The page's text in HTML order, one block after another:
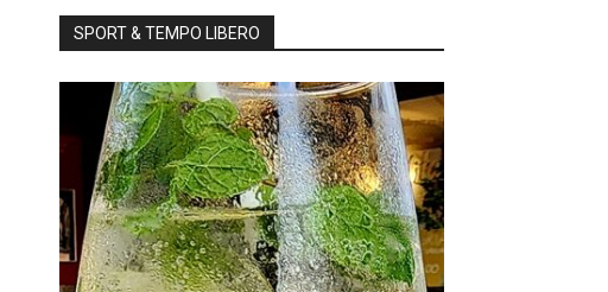
SPORT & TEMPO LIBERO